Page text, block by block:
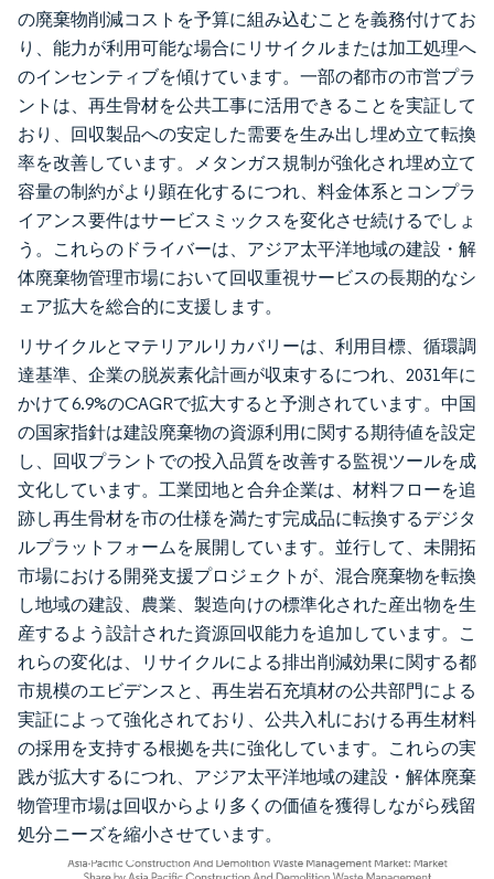
の廃棄物削減コストを予算に組み込むことを義務付けてお
り、能力が利用可能な場合にリサイクルまたは加工処理へ
のインセンティブを傾けています。一部の都市の市営プラ
ントは、再生骨材を公共工事に活用できることを実証して
おり、回収製品への安定した需要を生み出し埋め立て転換
率を改善しています。メタンガス規制が強化され埋め立て
容量の制約がより顕在化するにつれ、料金体系とコンプラ
イアンス要件はサービスミックスを変化させ続けるでしょ
う。これらのドライバーは、アジア太平洋地域の建設・解
体廃棄物管理市場において回収重視サービスの長期的なシ
ェア拡大を総合的に支援します。
リサイクルとマテリアルリカバリーは、利用目標、循環調
達基準、企業の脱炭素化計画が収束するにつれ、2031年に
かけて6.9%のCAGRで拡大すると予測されています。中国
の国家指針は建設廃棄物の資源利用に関する期待値を設定
し、回収プラントでの投入品質を改善する監視ツールを成
文化しています。工業団地と合弁企業は、材料フローを追
跡し再生骨材を市の仕様を満たす完成品に転換するデジタ
ルプラットフォームを展開しています。並行して、未開拓
市場における開発支援プロジェクトが、混合廃棄物を転換
し地域の建設、農業、製造向けの標準化された産出物を生
産するよう設計された資源回収能力を追加しています。こ
れらの変化は、リサイクルによる排出削減効果に関する都
市規模のエビデンスと、再生岩石充填材の公共部門による
実証によって強化されており、公共入札における再生材料
の採用を支持する根拠を共に強化しています。これらの実
践が拡大するにつれ、アジア太平洋地域の建設・解体廃棄
物管理市場は回収からより多くの価値を獲得しながら残留
処分ニーズを縮小させています。